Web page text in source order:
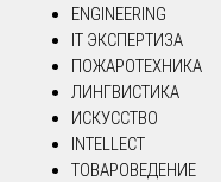
ENGINEERING
IT ЭКСПЕРТИЗА
ПОЖАРОТЕХНИКА
ЛИНГВИСТИКА
ИСКУССТВО
INTELLECT
ТОВАРОВЕДЕНИЕ